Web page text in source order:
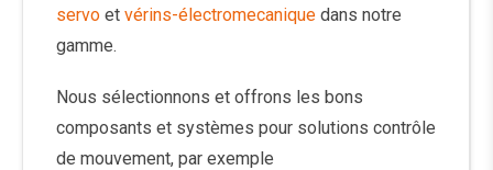
servo et vérins-électromecanique dans notre
gamme.
Nous sélectionnons et offrons les bons
composants et systèmes pour solutions contrôle
de mouvement, par exemple